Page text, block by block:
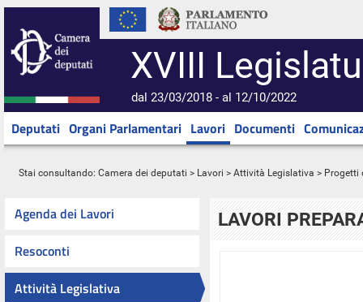
XVIII
dal 23/03/2018 - al 12/10/2022
Deputati Organi Parlamentari Lavori Documenti
Stai consultando: Camera dei deputati > Lavori > Attività Legislativa > Progetti
Agenda dei Lavori
Resoconti
Attività Legislativa
LAVORI